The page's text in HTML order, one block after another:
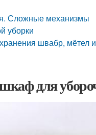
Сложные механизмы
уборки
швабр, мётел
для